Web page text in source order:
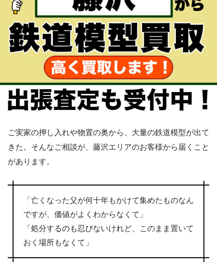
ご実家の押し入れや物置の奥から、大量の鉄道模型が出て
きた。そんなご相談が、藤沢エリアのお客様から届くこと
があります。
「亡くなった父が何十年もかけて集めたものなん
ですが、価値がよくわからなくて」
「処分するのも忍びないけれど、このまま置いて
おく場所もなくて」